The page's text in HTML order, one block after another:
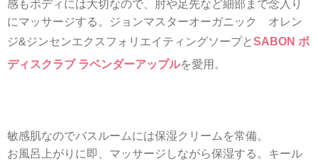
感もボディには大切なので、肘や足先など細部まで念入り
にマッサージする。ジョンマスターオーガニック オレン
ジ&ジンセンエクスフォリエイティングソープとSABON ボ
ディスクラブ ラベンダーアップルを愛用。
敏感肌なのでバスルームには保湿クリームを常備。
お風呂上がりに即、マッサージしながら保湿する。キール